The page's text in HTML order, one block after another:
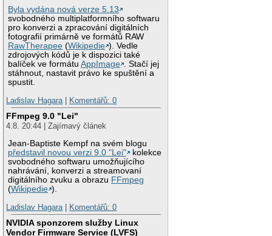
Byla vydána nová verze 5.13
svobodného multiplatformního softwaru
pro konverzi a zpracování digitálních
fotografií primárně ve formátů RAW
RawTherapee (Wikipedie ). Vedle
zdrojových kódů je k dispozici také
balíček ve formátuAppImage . Stačí jej
stáhnout, nastavit právo ke spuštění a
spustit.
Ladislav Hagara
Komentářů: 0
FFmpeg 9.0 "Lei"
4.8. 20:44 | Zajímavý článek
Jean-Baptiste Kempf na svém blogu
představil novou verzi 9.0 "Lei"
kolekce
svobodného softwaru umožňujícího
nahrávání, konverzi a streamovaní
digitálního zvuku a obrazu FFmpeg
(Wikipedie ).
Ladislav Hagara
Komentářů: 0
NVIDIA sponzorem služby Linux
Vendor Firmware Service (LVFS)